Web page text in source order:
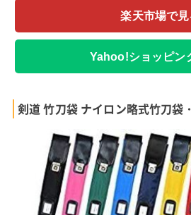
楽天市場で見
Yahoo!ショッピン
剣道 竹刀袋 ナイロン略式竹刀袋